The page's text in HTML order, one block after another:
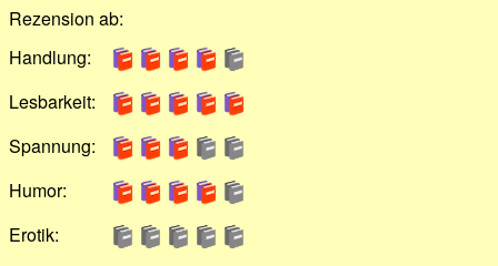
Rezension ab:
Handlung:
Lesbarkeit:
Spannung:
Humor:
Erotik: